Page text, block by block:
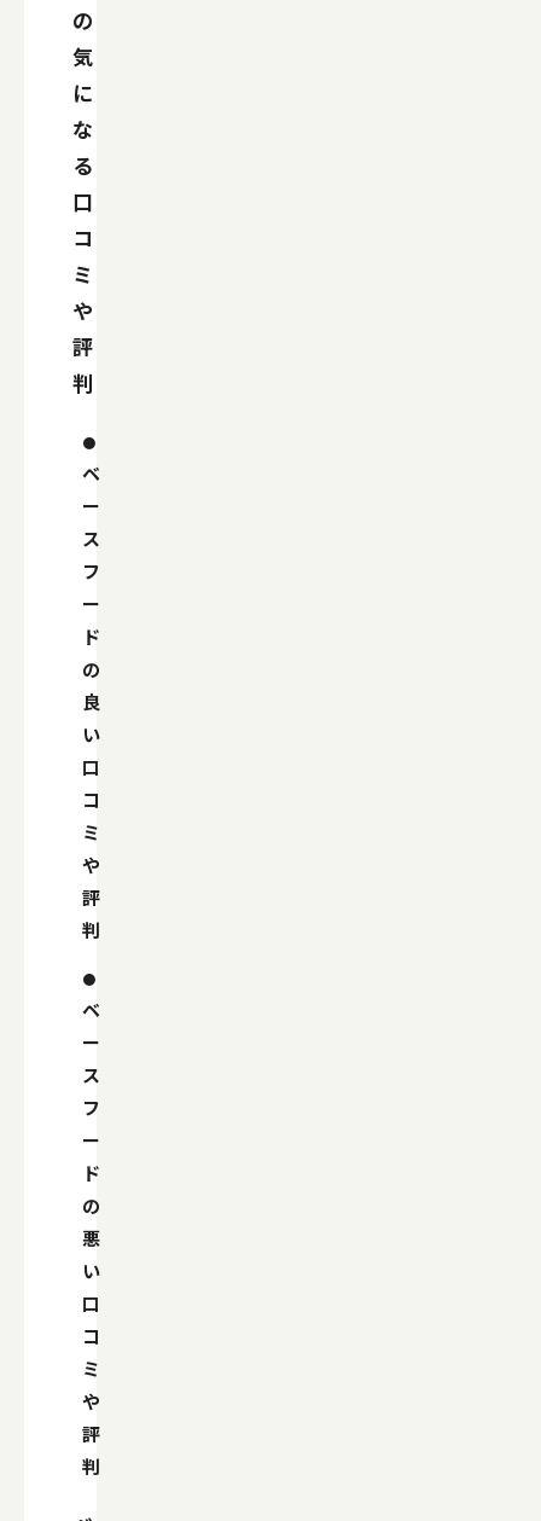
の
気
に
な
る
口
コ
ミ
や
評
判
ベ
ー
ス
フ
ー
ド
の
良
い
口
コ
ミ
や
評
判
ベ
ー
ス
フ
ー
ド
の
悪
い
口
コ
ミ
や
評
判